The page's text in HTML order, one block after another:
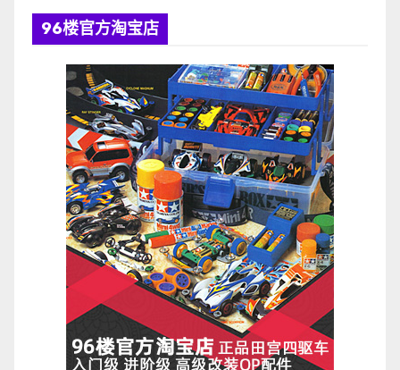
96楼官方淘宝店